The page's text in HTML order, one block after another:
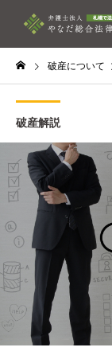
破産について
破産解説